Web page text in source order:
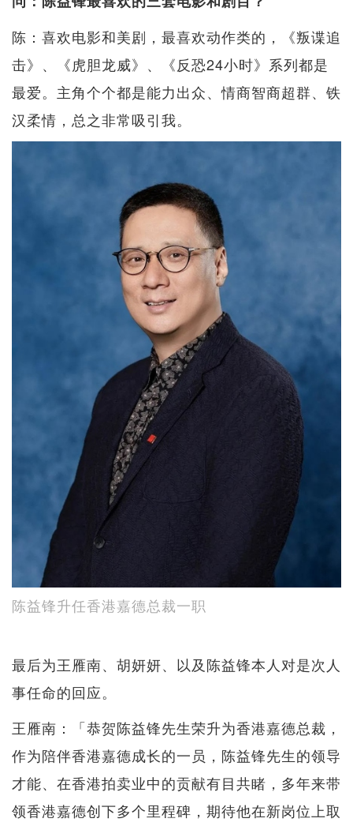
陈：喜欢电影和美剧，最喜欢动作类的，《叛谍追
击》、《虎胆龙威》、《反恐24小时》系列都是
最爱。主角个个都是能力出众、情商智商超群、铁
汉柔情，总之非常吸引我。
陈益锋升任香港嘉德总裁一职
最后为王雁南、胡妍妍、以及陈益锋本人对是次人
事任命的回应。
王雁南：「恭贺陈益锋先生荣升为香港嘉德总裁，
作为陪伴香港嘉德成长的一员，陈益锋先生的领导
才能、在香港拍卖业中的贡献有目共睹，多年来带
领香港嘉德创下多个里程碑，期待他在新岗位上取